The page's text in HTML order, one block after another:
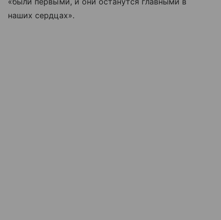
наших сердцах».